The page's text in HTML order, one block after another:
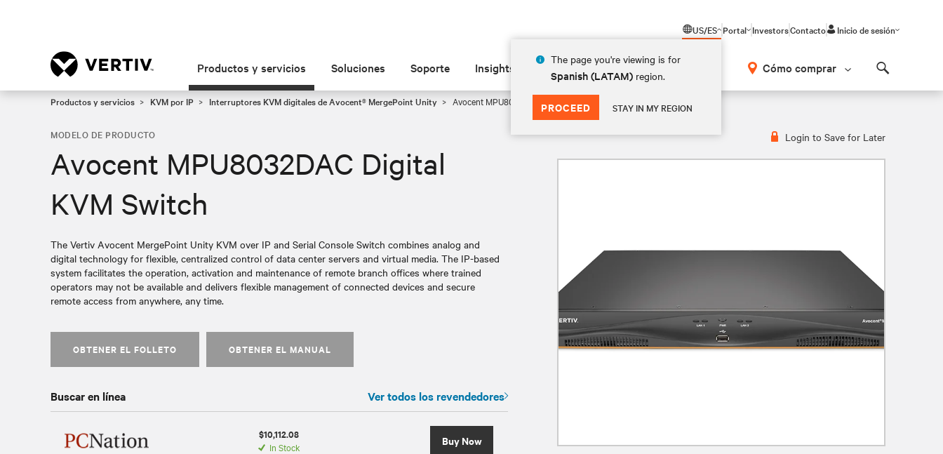
US/ES
The page you're viewing is for
Spanish (LATAM) region.
PROCEED STAY IN MY REGION
Portal InvestorsContacto Inicio de sesión
Productos y servicios Soluciones Soporte Insights Acerca de Cómo comprar
Productos y servicios KVM por IP Interruptores KVM digitales de Avocent® MergePoint Unity Avocent MPU8032DAC Digital KVM Switch
Login to Save for Later
MODELO DE PRODUCTO
Avocent MPU8032DAC Digital
KVM Switch
The Vertiv Avocent MergePoint Unity KVM over IP and Serial Console Switch combines analog and
digital technology for flexible, centralized control of data center servers and virtual media. The IP-based
system facilitates the operation, activation and maintenance of remote branch offices where trained
operators may not be available and delivers flexible management of connected devices and secure
remote access from anywhere, any time.
OBTENER EL FOLLETO OBTENER EL MANUAL
Buscar en línea Ver todos los revendedores
$10,112.08
In Stock Buy Now